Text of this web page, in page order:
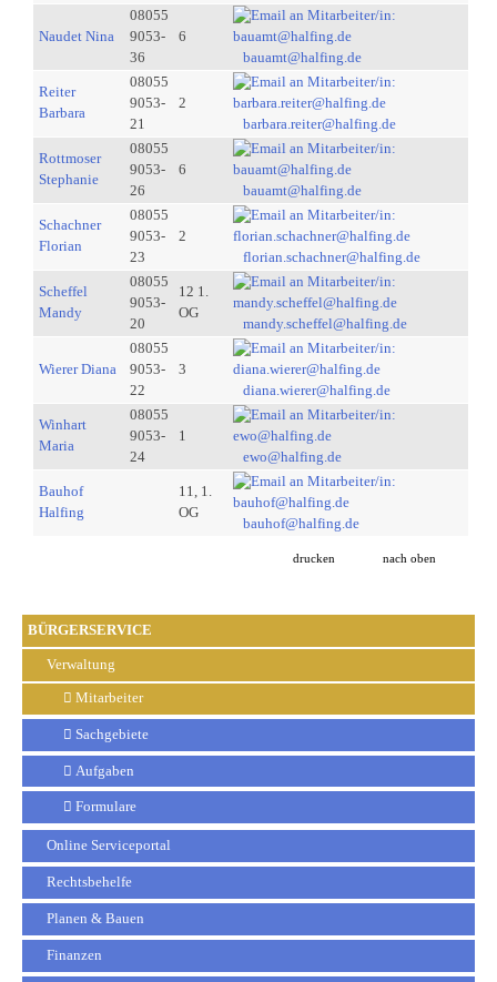
BÜRGERSERVICE
Verwaltung
Mitarbeiter
Sachgebiete
Aufgaben
Formulare
Online Serviceportal
Rechtsbehelfe
Planen & Bauen
Finanzen
Naudet Nina
08055
9053-
36
6
bauamt@halfing.de
Reiter
Barbara
08055
9053-
21
2
barbara.reiter@halfing.de
Rottmoser
Stephanie
08055
9053-
26
6
bauamt@halfing.de
Schachner
Florian
08055
9053-
23
2
florian.schachner@halfing.de
Scheffel
Mandy
08055
9053-
20
12 1.
OG
mandy.scheffel@halfing.de
Wierer Diana
08055
9053-
22
3
diana.wierer@halfing.de
Winhart
Maria
08055
9053-
24
1
ewo@halfing.de
Bauhof
Halfing
11, 1.
OG
bauhof@halfing.de
drucken nach oben